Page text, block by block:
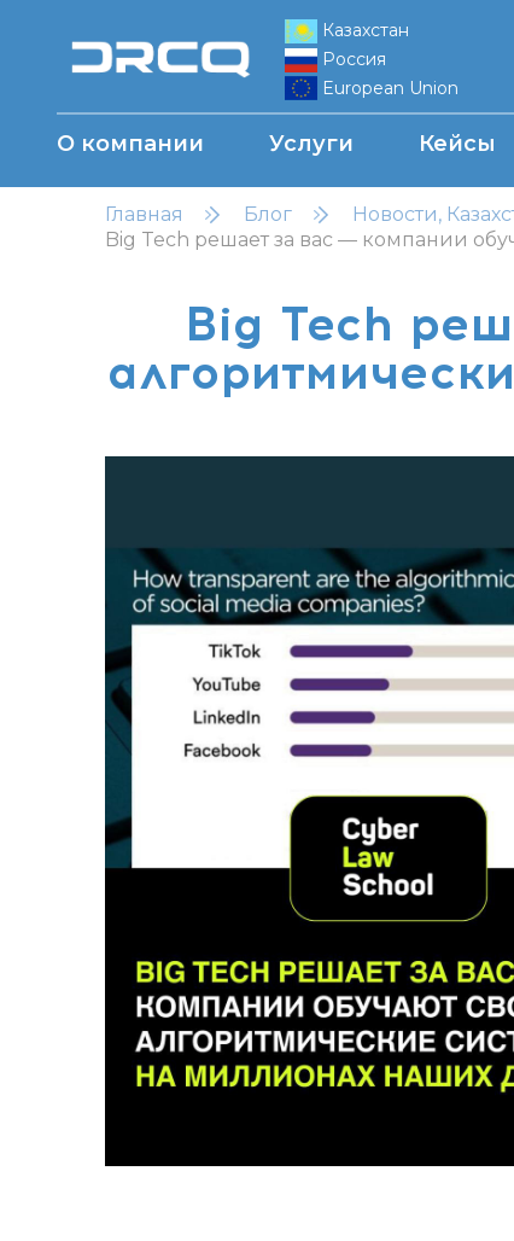
Казахстан
Россия
European Union
О компании Услуги Кейсы
Главная Блог
Новости,
Big Tech решает за вас — компании
Big Tech